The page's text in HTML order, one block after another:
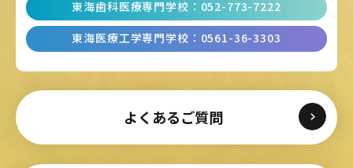
よくあるご質問
東海歯科医療専門学校 ： 052-773-7222
東海医療工学専門学校 ： 0561-36-3303